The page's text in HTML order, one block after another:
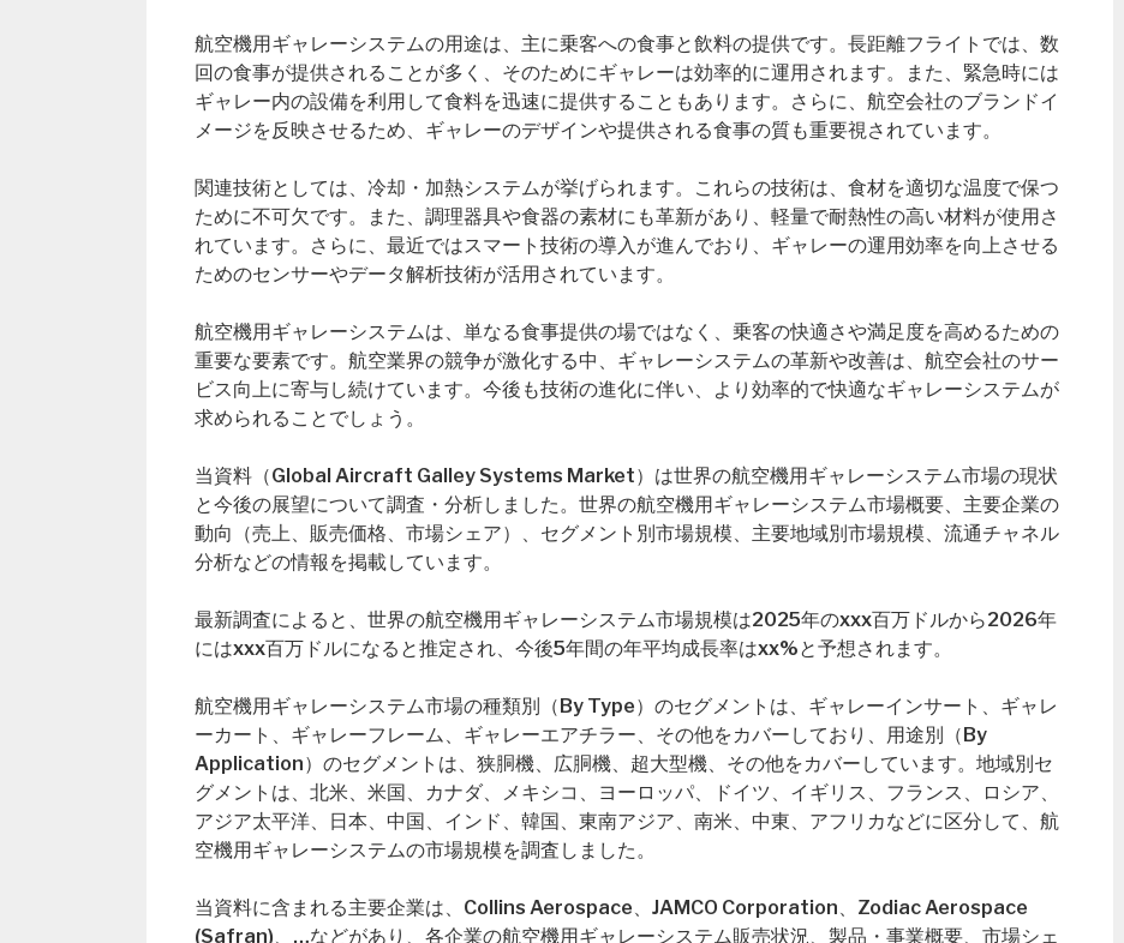
航空機用ギャレーシステムの用途は、主に乗客への食事と飲料の提供です。長距離フライトでは、数
回の食事が提供されることが多く、そのためにギャレーは効率的に運用されます。また、緊急時には
ギャレー内の設備を利用して食料を迅速に提供することもあります。さらに、航空会社のブランドイ
メージを反映させるため、ギャレーのデザインや提供される食事の質も重要視されています。
関連技術としては、冷却・加熱システムが挙げられます。これらの技術は、食材を適切な温度で保つ
ために不可欠です。また、調理器具や食器の素材にも革新があり、軽量で耐熱性の高い材料が使用さ
れています。さらに、最近ではスマート技術の導入が進んでおり、ギャレーの運用効率を向上させる
ためのセンサーやデータ解析技術が活用されています。
航空機用ギャレーシステムは、単なる食事提供の場ではなく、乗客の快適さや満足度を高めるための
重要な要素です。航空業界の競争が激化する中、ギャレーシステムの革新や改善は、航空会社のサー
ビス向上に寄与し続けています。今後も技術の進化に伴い、より効率的で快適なギャレーシステムが
求められることでしょう。
当資料（Global Aircraft Galley Systems Market）は世界の航空機用ギャレーシステム市場の現状
と今後の展望について調査・分析しました。世界の航空機用ギャレーシステム市場概要、主要企業の
動向（売上、販売価格、市場シェア）、セグメント別市場規模、主要地域別市場規模、流通チャネル
分析などの情報を掲載しています。
最新調査によると、世界の航空機用ギャレーシステム市場規模は2025年のxxx百万ドルから2026年
にはxxx百万ドルになると推定され、今後5年間の年平均成長率はxx%と予想されます。
航空機用ギャレーシステム市場の種類別（By Type）のセグメントは、ギャレーインサート、ギャレ
ーカート、ギャレーフレーム、ギャレーエアチラー、その他をカバーしており、用途別（By
Application）のセグメントは、狭胴機、広胴機、超大型機、その他をカバーしています。地域別セ
グメントは、北米、米国、カナダ、メキシコ、ヨーロッパ、ドイツ、イギリス、フランス、ロシア、
アジア太平洋、日本、中国、インド、韓国、東南アジア、南米、中東、アフリカなどに区分して、航
空機用ギャレーシステムの市場規模を調査しました。
当資料に含まれる主要企業は、Collins Aerospace、JAMCO Corporation、Zodiac Aerospace
(Safran)、…などがあり、各企業の航空機用ギャレーシステム販売状況、製品・事業概要、市場シェ